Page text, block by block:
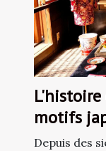
motifs
dans la
Depuis des